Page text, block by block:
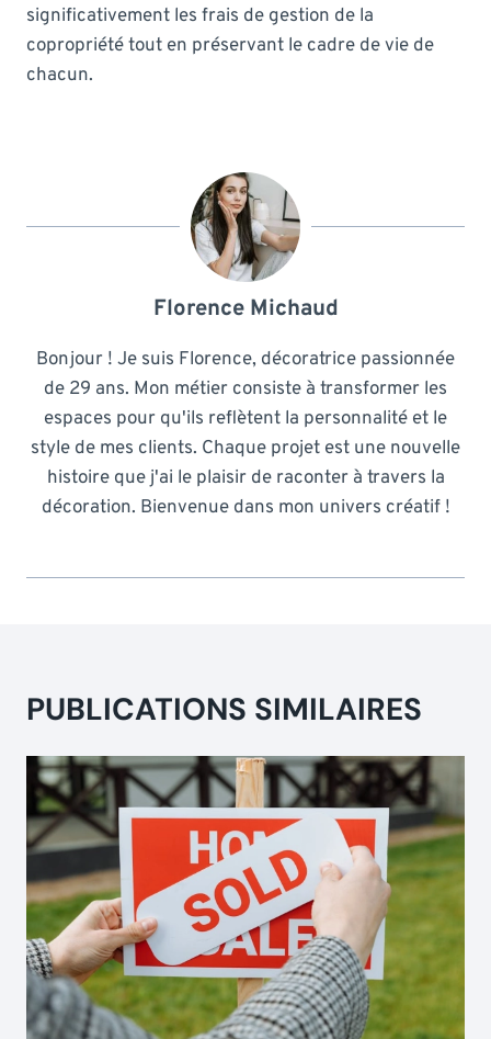
significativement les frais de gestion de la
copropriété tout en préservant le cadre de vie de
chacun.
Florence Michaud
Bonjour ! Je suis Florence, décoratrice passionnée
de 29 ans. Mon métier consiste à transformer les
espaces pour qu'ils reflètent la personnalité et le
style de mes clients. Chaque projet est une nouvelle
histoire que j'ai le plaisir de raconter à travers la
décoration. Bienvenue dans mon univers créatif !
PUBLICATIONS SIMILAIRES